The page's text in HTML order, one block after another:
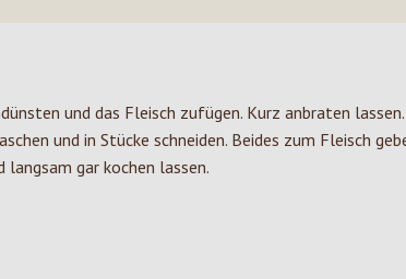
und das Fleisch zufügen. Kurz anbraten
und in Stücke schneiden. Beides zum Fleisch
langsam gar kochen lassen.